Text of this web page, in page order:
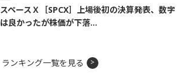
スペースＸ［SPCX］上場後初の決算発表、数字
は良かったが株価が下落...
ランキング一覧を見る